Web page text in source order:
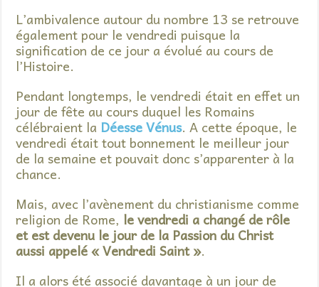
L’ambivalence autour du nombre 13 se retrouve
également pour le vendredi puisque la
signification de ce jour a évolué au cours de
l’Histoire.
Pendant longtemps, le vendredi était en effet un
jour de fête au cours duquel les Romains
célébraient la Déesse Vénus. A cette époque, le
vendredi était tout bonnement le meilleur jour
de la semaine et pouvait donc s’apparenter à la
chance.
Mais, avec l’avènement du christianisme comme
religion de Rome, le vendredi a changé de rôle
et est devenu le jour de la Passion du Christ
aussi appelé « Vendredi Saint ».
Il a alors été associé davantage à un jour de